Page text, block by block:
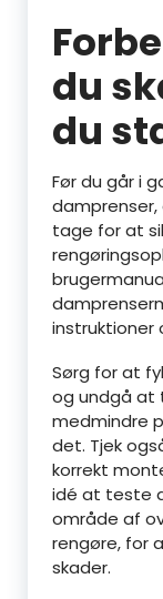
du
du
Før du går i
damprenser,
tage for at
instruktioner
Sørg for at
og undgå at
medmindre
det. Tjek
korrekt
idé at teste
område af
rengøre, for
skader.